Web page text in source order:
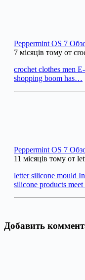
Peppermint OS 7
7 місяців тому от
crochet clothes men
shopping boom has…
Peppermint OS 7
11 місяців тому от
letter silicone mould
silicone products
Добавить